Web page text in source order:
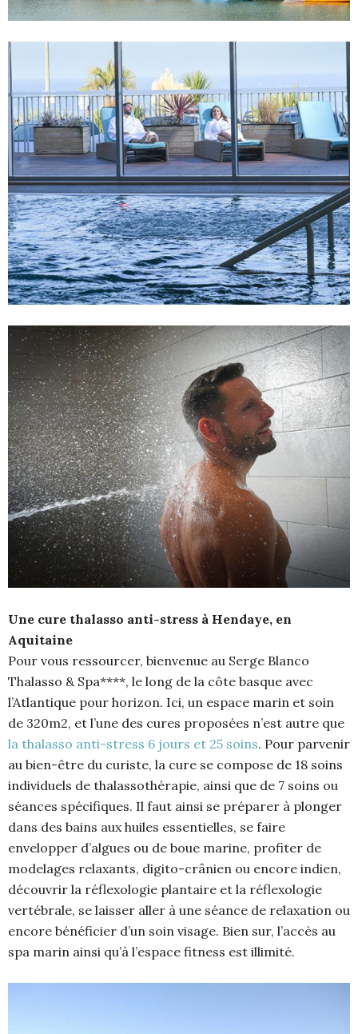
Une cure thalasso anti-stress à Hendaye, en
Aquitaine
Pour vous ressourcer, bienvenue au Serge Blanco
Thalasso & Spa****, le long de la côte basque avec
l’Atlantique pour horizon. Ici, un espace marin et soin
de 320m2, et l’une des cures proposées n’est autre que
la thalasso anti-stress 6 jours et 25 soins. Pour parvenir
au bien-être du curiste, la cure se compose de 18 soins
individuels de thalassothérapie, ainsi que de 7 soins ou
séances spécifiques. Il faut ainsi se préparer à plonger
dans des bains aux huiles essentielles, se faire
envelopper d’algues ou de boue marine, profiter de
modelages relaxants, digito-crânien ou encore indien,
découvrir la réflexologie plantaire et la réflexologie
vertébrale, se laisser aller à une séance de relaxation ou
encore bénéficier d’un soin visage. Bien sur, l’accès au
spa marin ainsi qu’à l’espace fitness est illimité.